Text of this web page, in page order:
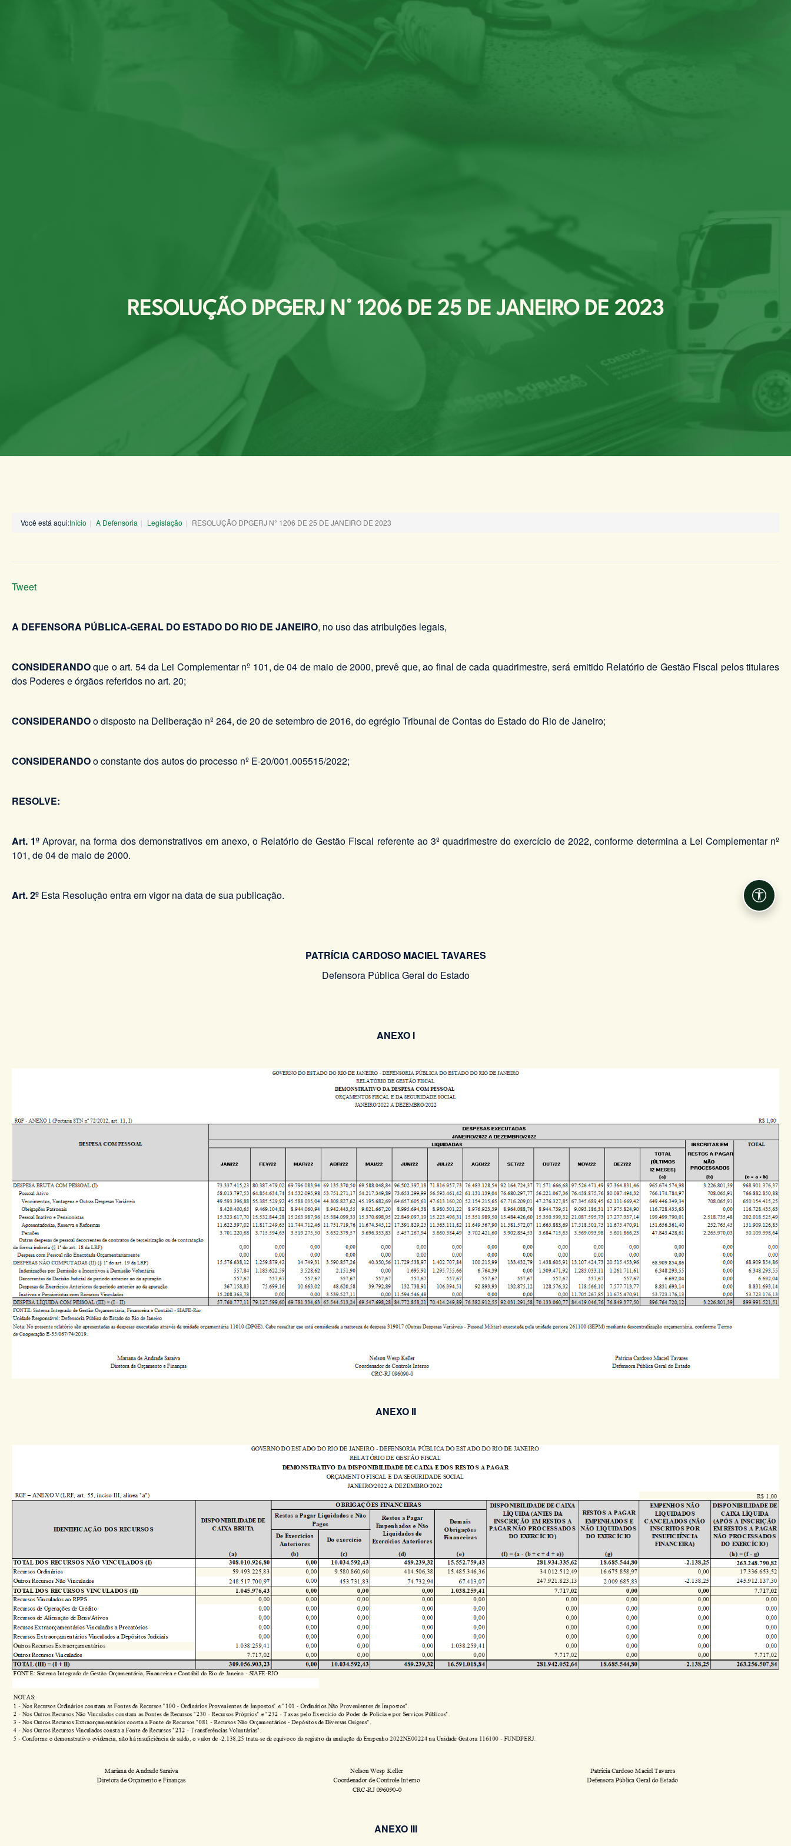
RESOLUÇÃO DPGERJ N° 1206 DE 25 DE JANEIRO DE 2023
Você está aqui:Início A Defensoria Legislação RESOLUÇÃO DPGERJ N° 1206 DE 25 DE JANEIRO DE 2023
Tweet
A DEFENSORA PÚBLICA-GERAL DO ESTADO DO RIO DE JANEIRO, no uso das atribuições legais,
CONSIDERANDOque o art. 54 da Lei Complementar nº 101, de 04 de maio de 2000, prevê que, ao final de cada quadrimestre, será emitido Relatório de Gestão Fiscal pelos titulares
dos Poderes e órgãos referidos no art. 20;
CONSIDERANDOo disposto na Deliberação nº 264, de 20 de setembro de 2016, do egrégio Tribunal de Contas do Estado do Rio de Janeiro;
CONSIDERANDOo constante dos autos do processo nº E-20/001.005515/2022;
RESOLVE:
Art. 1ºAprovar, na forma dos demonstrativos em anexo, o Relatório de Gestão Fiscal referente ao 3º quadrimestre do exercício de 2022, conforme determina a Lei Complementar nº
101, de 04 de maio de 2000.
Art. 2º Esta Resolução entra em vigor na data de sua publicação.
PATRÍCIA CARDOSO MACIEL TAVARES
Defensora Pública Geral do Estado
ANEXO I
ANEXO II
ANEXO III